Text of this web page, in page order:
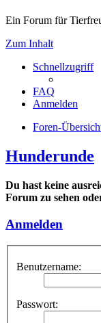
Ein Forum für
Zum Inhalt
Schnellzugriff
FAQ
Anmelden
Foren-
Hunderunde
Du hast keine
Forum zu sehen
Anmelden
Benutzername:
Passwort: